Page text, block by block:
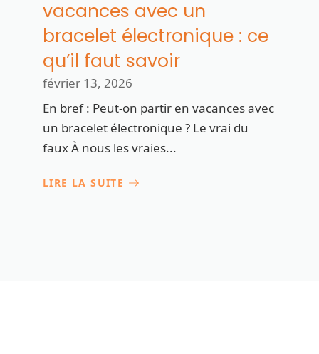
vacances avec un
bracelet électronique : ce
qu’il faut savoir
février 13, 2026
En bref : Peut-on partir en vacances avec
un bracelet électronique ? Le vrai du
faux À nous les vraies...
LIRE LA SUITE